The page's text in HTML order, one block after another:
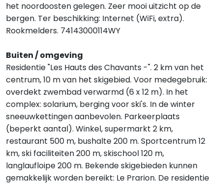
het noordoosten gelegen. Zeer mooi uitzicht op de
bergen. Ter beschikking: Internet (WiFi, extra).
Rookmelders. 74143000114WY
Buiten / omgeving
Residentie "Les Hauts des Chavants -". 2 km van het
centrum, 10 m van het skigebied. Voor medegebruik:
overdekt zwembad verwarmd (6 x 12 m). In het
complex: solarium, berging voor ski's. In de winter
sneeuwkettingen aanbevolen. Parkeerplaats
(beperkt aantal). Winkel, supermarkt 2 km,
restaurant 500 m, bushalte 200 m. Sportcentrum 12
km, ski faciliteiten 200 m, skischool 120 m,
langlaufloipe 200 m. Bekende skigebieden kunnen
gemakkelijk worden bereikt: Le Prarion. De residentie